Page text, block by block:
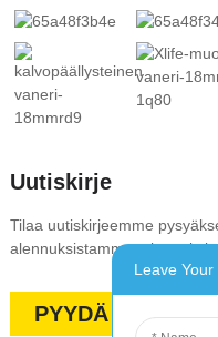
Uutiskirje
Tilaa uutiskirjeemme
alennuksistamme,
PYYDÄ TARJOUS
Leave